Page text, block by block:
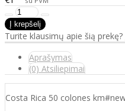
Turite klausimų apie šią prekę?
Aprašymas
(0) Atsiliepimai
Costa Rica 50 colones